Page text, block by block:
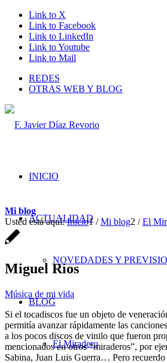
Link to X
Link to Facebook
Link to LinkedIn
Link to Youtube
Link to Mail
REDES
OTRAS WEB Y BLOG
INICIO
ACTUALIDAD
NOVEDADES Y
BLOG
El Miradero
Mi blog
Usted está aquí: Inicio1 / Mi blog2 / El
Miguel Ríos
Música de mi vida
Si el tocadiscos fue un objeto de
permitía avanzar rápidamente las
a los pocos discos de vinilo que fueron
mencionados en otros “miraderos”, por
Sabina, Juan Luis Guerra… Pero